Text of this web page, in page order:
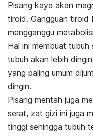
Pisang kaya akan
tiroid. Gangguan tiroid
mengganggu
Hal ini membuat tubuh
tubuh akan lebih
yang paling umum
dingin.
Pisang mentah juga
serat, zat gizi ini juga
tinggi sehingga tubuh